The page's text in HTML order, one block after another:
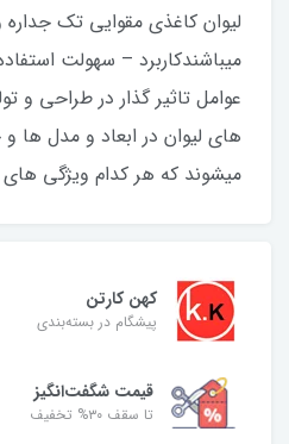
لیوان کاغذی مقوایی تک
میباشندکاربرد – سهولت
عوامل تاثیر گذار در طراحی و
های لیوان در ابعاد و مدل
میشوند که هر کدام ویژگی
کهن کارتن
پیشگام در بسته‌بندی
قیمت شگفت‌انگیز
تا سقف ۳۰% تخفیف